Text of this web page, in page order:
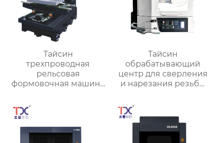
Тайсин
трехпроводная
рельсовая
формовочная машина
Тайсин
обрабатывающий
центр для сверления
и нарезания резьбы